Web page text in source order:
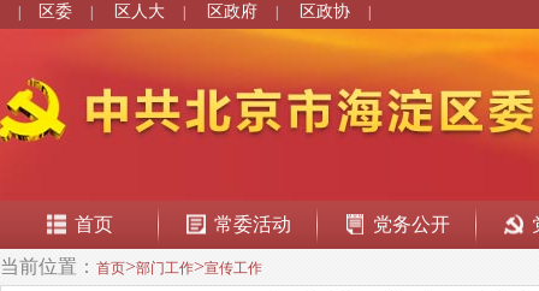
区委 区人大 区政府 区政协
首页 常委活动 党务公开
当前位置： 首页>部门工作>宣传工作